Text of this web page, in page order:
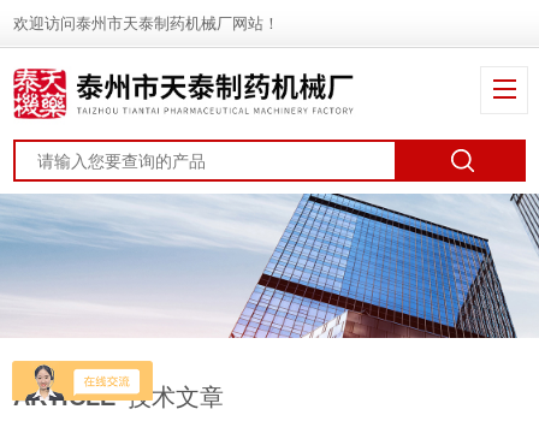
欢迎访问泰州市天泰制药机械厂网站！
ARTICLE 技术文章